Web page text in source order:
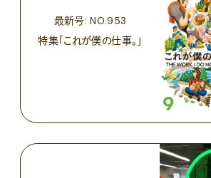
最新号: NO.953
特集「これが僕の仕事。」